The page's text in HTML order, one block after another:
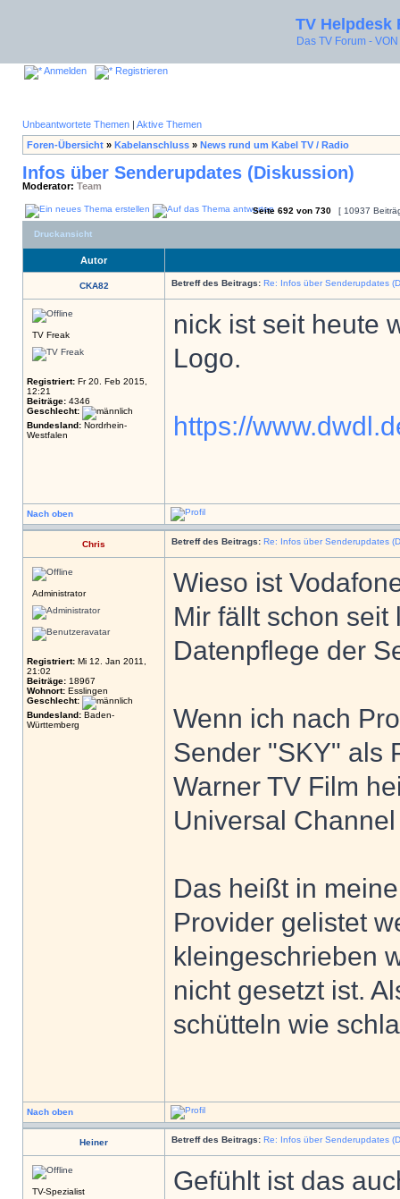
TV Helpdesk
Das TV Forum -
Anmelden Registrieren
Unbeantwortete Themen | Aktive Themen
Foren-Übersicht » Kabelanschluss » News rund um Kabel TV / Radio
Infos über Senderupdates (Diskussion)
Moderator: Team
Seite 692 von 730 [ 10937
Druckansicht
Autor
CKA82 Betreff des Beitrags: Re: Infos über Senderupdates
TV Freak
Registriert: Fr 20. Feb 2015,
12:21
Beiträge: 4346
Geschlecht:
Bundesland: Nordrhein-
Westfalen
nick ist seit heute
Logo.
https://
Nach oben
Chris Betreff des Beitrags: Re: Infos über Senderupdates
Administrator
Registriert: Mi 12. Jan 2011,
21:02
Beiträge: 18967
Wohnort: Esslingen
Geschlecht:
Bundesland: Baden-
Württemberg
Wieso ist
Mir fällt schon
Datenpflege der
Wenn ich nach
Sender "SKY" als
Warner TV Film
Universal
Das heißt in
Provider gelistet
kleingeschrieben
nicht gesetzt ist.
schütteln wie
Nach oben
Heiner Betreff des Beitrags: Re: Infos über Senderupdates
TV-Spezialist
Gefühlt ist das